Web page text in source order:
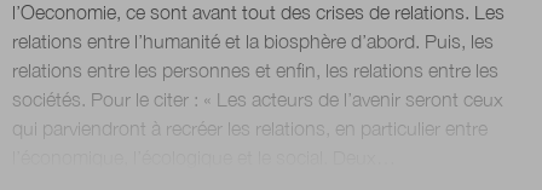
Nous suivre sur Twittersur LinkedIn
sur
l’Oeconomie, ce sont avant tout des crises de relations. Les
relations entre l’humanité et la biosphère d’abord. Puis, les
relations entre les personnes et enfin, les relations entre les
sociétés. Pour le citer : « Les acteurs de l’avenir seront ceux
qui parviendront à recréer les relations, en particulier entre